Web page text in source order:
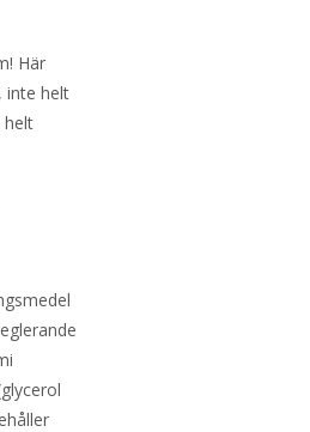
Här
inte helt
helt